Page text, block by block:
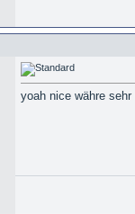
yoah nice währe sehr